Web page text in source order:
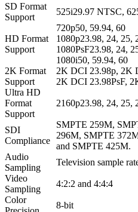
SD Format
Support
525i29.97 NTSC,
HD Format
Support
720p50, 59.94, 60
1080p23.98, 24, 25,
1080PsF23.98, 24,
1080i50, 59.94, 60
2K Format
Support
2K DCI 23.98p, 2K
2K DCI 23.98PsF,
Ultra HD
Format
Support
2160p23.98, 24, 25,
SDI
Compliance
SMPTE 259M,
296M, SMPTE
and SMPTE 425M.
Audio
Sampling
Television sample
Video
Sampling
4:2:2 and 4:4:4
Color
8-bit